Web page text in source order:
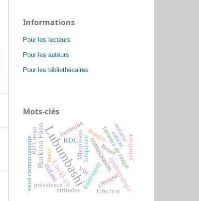
Informations
Pour les lecteurs
Pour les auteurs
Pour les bibliothécaires
Mots-clés
Lubumbashi
Burkina Faso
Covid-19
enfant
RDC
traitement
connaissances
épidémiologie
facteurs de risque
Mbujimayifréquence
clinique
évolution
prévalence
VIH
paludisme
Bangui
Benin
cancer
attitudes
santé communautaire Santé
Infection
RD Congo malaria